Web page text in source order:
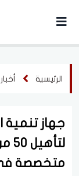
الرئيسية
جهاز تنمية
متخصصة في